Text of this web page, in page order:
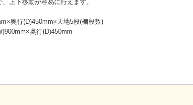
上下移動が容易に行えます。
奥行(D)450mm×天地5段(棚段数)
奥行(D)450mm